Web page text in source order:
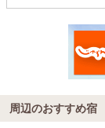
周辺のおすすめ宿